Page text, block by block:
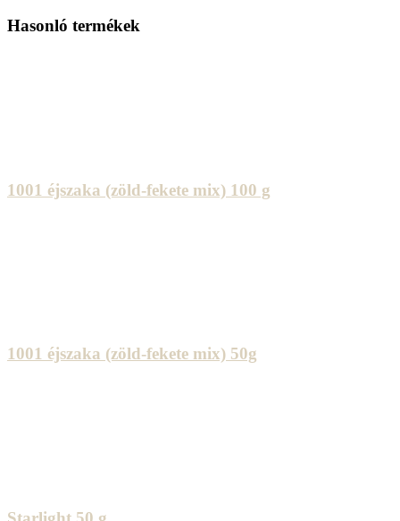
Hasonló termékek
1001 éjszaka (zöld-fekete mix) 100 g
1001 éjszaka (zöld-fekete mix) 50g